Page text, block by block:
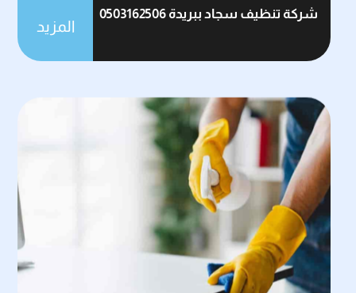
شركة تنظيف سجاد ببريدة 0503162506
المزيد